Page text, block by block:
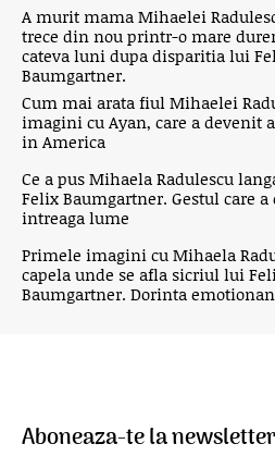
A murit mama Mihaelei
trece din nou printr-o mare
cateva luni dupa disparitia lui
Baumgartner.
Cum mai arata fiul Mihaelei
imagini cu Ayan, care a devenit
in America
Ce a pus Mihaela Radulescu
Felix Baumgartner. Gestul care
intreaga lume
Primele imagini cu Mihaela
capela unde se afla sicriul lui
Baumgartner. Dorinta
Aboneaza-te la newsletter